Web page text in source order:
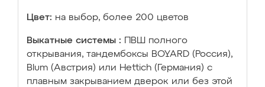
Цвет: на выбор, более 200 цветов
Выкатные системы :
ПВШ полного
открывания, тандембоксы BOYARD (Россия),
Blum (Австрия) или Hettich (Германия) с
плавным закрыванием дверок или без этой